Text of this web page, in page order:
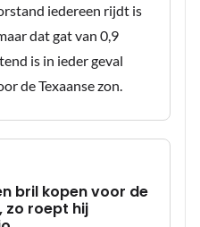
iedereen rijdt is
dat gat van 0,9
is in ieder geval
de Texaanse zon.
bril kopen voor de
zo roept hij